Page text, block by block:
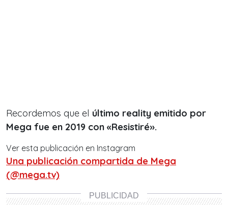
Recordemos que el último reality emitido por
Mega fue en 2019 con «Resistiré».
Ver esta publicación en Instagram
Una publicación compartida de Mega
(@mega.tv)